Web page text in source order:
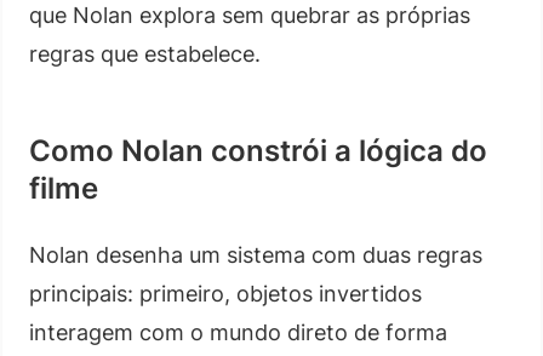
que Nolan explora sem quebrar as próprias
regras que estabelece.
Como Nolan constrói a lógica do
filme
Nolan desenha um sistema com duas regras
principais: primeiro, objetos invertidos
interagem com o mundo direto de forma